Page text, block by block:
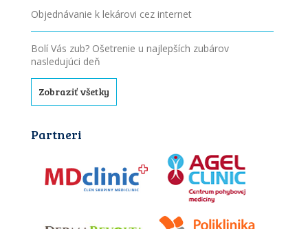
Objednávanie k lekárovi cez internet
Bolí Vás zub? Ošetrenie u najlepších zubárov
nasledujúci deň
Zobraziť všetky
Partneri